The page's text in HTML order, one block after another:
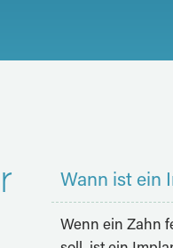
Wann ist ein
Wenn ein Zahn